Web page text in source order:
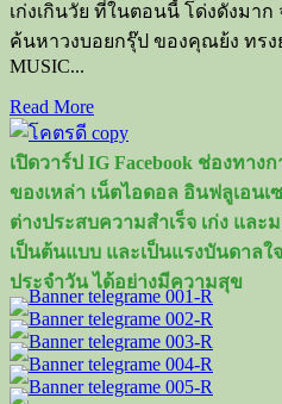
เก่งเกินวัย ที่ในตอนนี้ โด่งดังมา
ค้นหาวงบอยกรุ๊ป ของคุณย้ง ทรง
MUSIC...
Read MoreRead
more
about
ภีม
วสุ
พล
หนุ่ม
สุด
น่า
รัก
จาก
เปิดวาร์ป IG Facebook ช่องทาง
ของเหล่า เน็ตไอดอล อินฟลูเอนเ
ต่างประสบความสำเร็จ เก่ง แล
เป็นต้นแบบ และเป็นแรงบันดาล
ประจำวัน ได้อย่างมีความสุข